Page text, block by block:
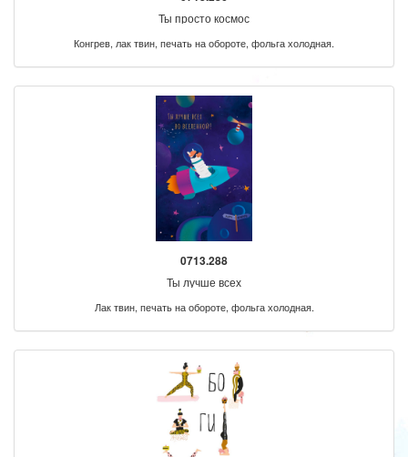
Ты просто космос
Конгрев, лак твин, печать на обороте, фольга холодная.
0713.288
Ты лучше всех
Лак твин, печать на обороте, фольга холодная.